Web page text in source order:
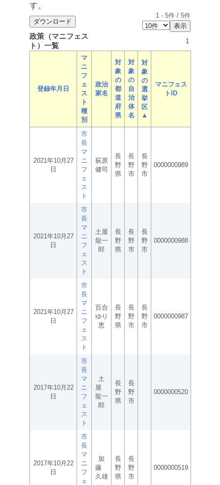
す。
1 - 5件 / 5件
政策（マニフェス
ト）一覧
1
登録年月日
マ
ニ
フ
ェ
ス
ト
種
別
政治
家名
対
象
の
都
道
府
県
対
象
の
自
治
体
名
対
象
の
選
挙
区
▲
マニフェス
トID
2021年10月27
日
市
長
マ
ニ
フ
ェ
ス
ト
荻原
健司
長
野
県
長
野
市
長
野
市
0000000989
2021年10月27
日
市
長
マ
ニ
フ
ェ
ス
ト
土屋
龍一
郎
長
野
県
長
野
市
長
野
市
0000000988
2021年10月27
日
市
長
マ
ニ
フ
ェ
ス
ト
百合
ゆり
恵
長
野
県
長
野
市
長
野
市
0000000987
2017年10月22
日
市
長
マ
ニ
フ
ェ
ス
ト
土
屋
龍一
郎
長
野
県
長
野
市
0000000520
2017年10月22
日
市
長
マ
ニ
フ
ェ
加
藤
久雄
長
野
県
長
野
市
0000000519